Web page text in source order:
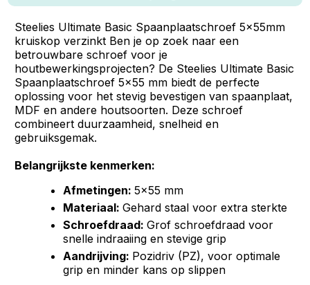
Steelies Ultimate Basic Spaanplaatschroef 5x55mm
kruiskop verzinkt Ben je op zoek naar een
betrouwbare schroef voor je
houtbewerkingsprojecten? De Steelies Ultimate Basic
Spaanplaatschroef 5x55 mm biedt de perfecte
oplossing voor het stevig bevestigen van spaanplaat,
MDF en andere houtsoorten. Deze schroef
combineert duurzaamheid, snelheid en
gebruiksgemak.
Belangrijkste kenmerken:
Afmetingen:5x55 mm
Materiaal:Gehard staal voor extra sterkte
Schroefdraad:Grof schroefdraad voor
snelle indraaiing en stevige grip
Aandrijving: Pozidriv (PZ), voor optimale
grip en minder kans op slippen